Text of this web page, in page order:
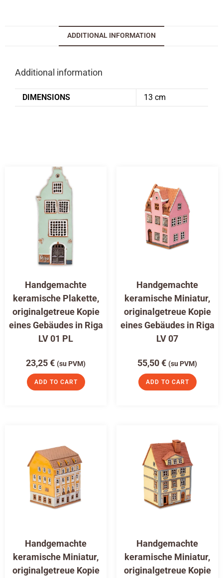
ADDITIONAL INFORMATION
Additional information
DIMENSIONS 13 cm
Handgemachte
keramische Plakette,
originalgetreue Kopie
eines Gebäudes in Riga
LV 01 PL
23,25€ (su PVM)
ADD TO CART
Handgemachte
keramische Miniatur,
originalgetreue Kopie
eines Gebäudes in Riga
LV 07
55,50€ (su PVM)
ADD TO CART
Handgemachte
keramische Miniatur,
originalgetreue Kopie
Handgemachte
keramische Miniatur,
originalgetreue Kopie